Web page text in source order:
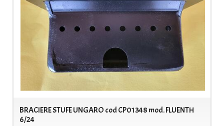
BRACIERE STUFE UNGARO cod CP01348 mod. FLUENTH
6/24